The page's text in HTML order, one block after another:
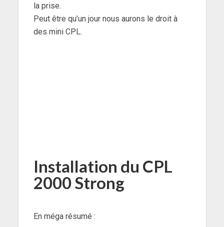
la prise.
Peut être qu’un jour nous aurons le droit à
des mini CPL.
Installation du CPL
2000 Strong
En méga résumé :